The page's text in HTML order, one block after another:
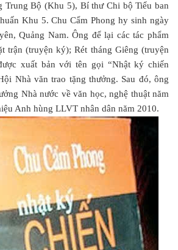
Trung Bộ (Khu 5), Bí thư Chi bộ Tiểu ban
Khu 5. Chu Cẩm Phong hy sinh ngày
Quảng Nam. Ông để lại các tác phẩm
trận (truyện ký); Rét tháng Giêng (truyện
xuất bản với tên gọi “Nhật ký chiến
Nhà văn trao tặng thưởng. Sau đó, ông
Nhà nước về văn học, nghệ thuật năm
Anh hùng LLVT nhân dân năm 2010.